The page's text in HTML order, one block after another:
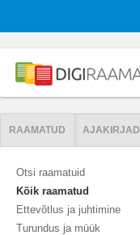
RAAMATUD AJAKIRJAD
Otsi raamatuid
Kõik raamatud
Ettevõtlus ja juhtimine
Turundus ja müük